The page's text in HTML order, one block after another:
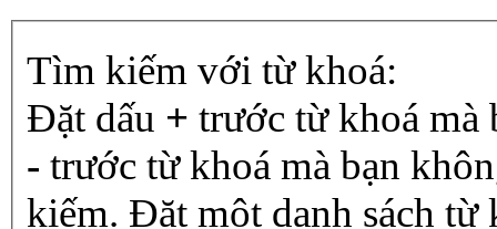
Tìm kiếm với từ khoá:
Đặt dấu + trước từ khoá mà
- trước từ khoá mà bạn
kiếm. Đặt một danh sách từ